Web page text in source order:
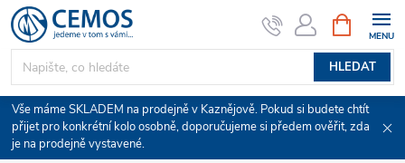
Přejít
na
obsah
HLEDAT
NÁKUPNÍ
KOŠÍK
Vše máme SKLADEM na prodejně v Kaznějově. Pokud si budete chtít
přijet pro konkrétní kolo osobně, doporučujeme si předem ověřit, zda
je na prodejně vystavené.